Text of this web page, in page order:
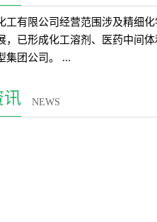
工有限公司经营范围涉及精细
，已形成化工溶剂、医药中间
集团公司。 ...
讯 NEWS